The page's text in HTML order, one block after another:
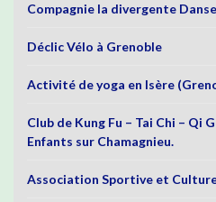
Compagnie la divergente
Déclic Vélo à Grenoble
Activité de yoga en Isère
Club de Kung Fu – Tai Chi –
Enfants sur Chamagnieu.
Association Sportive et